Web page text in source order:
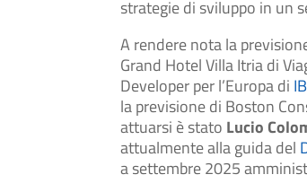
strategie di sviluppo in un
A rendere nota la
Grand Hotel Villa Itria di
Developer per l’Europa di
la previsione di Boston
attuarsi è stato Lucio
attualmente alla guida del
a settembre 2025